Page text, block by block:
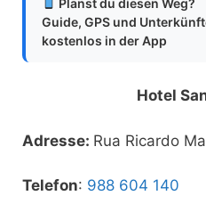
Planst du diesen Weg?
Guide, GPS und
kostenlos in der App
Hotel
Adresse: Rua Ricardo
Telefon: 988 604 140